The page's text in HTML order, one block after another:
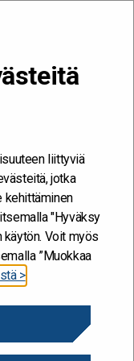
liittyviä
jotka
kehittäminen
"Hyväksy
Voit myös
”Muokkaa
>
Suomessa